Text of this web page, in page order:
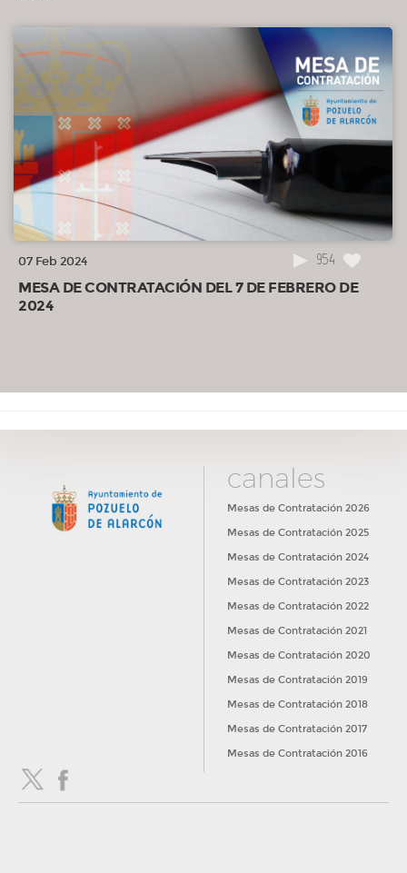
07 Feb 2024 954
MESA DE CONTRATACIÓN DEL 7 DE FEBRERO DE
2024
canales
Mesas de Contratación 2026
Mesas de Contratación 2025
Mesas de Contratación 2024
Mesas de Contratación 2023
Mesas de Contratación 2022
Mesas de Contratación 2021
Mesas de Contratación 2020
Mesas de Contratación 2019
Mesas de Contratación 2018
Mesas de Contratación 2017
Mesas de Contratación 2016